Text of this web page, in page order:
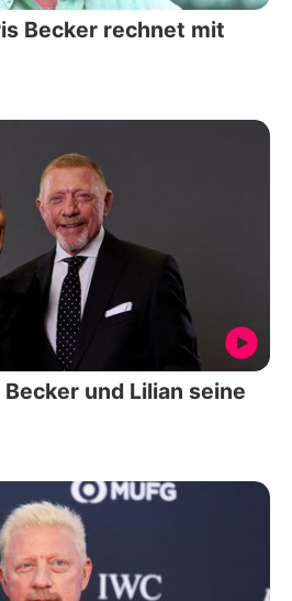
Becker rechnet mit
und Lilian seine